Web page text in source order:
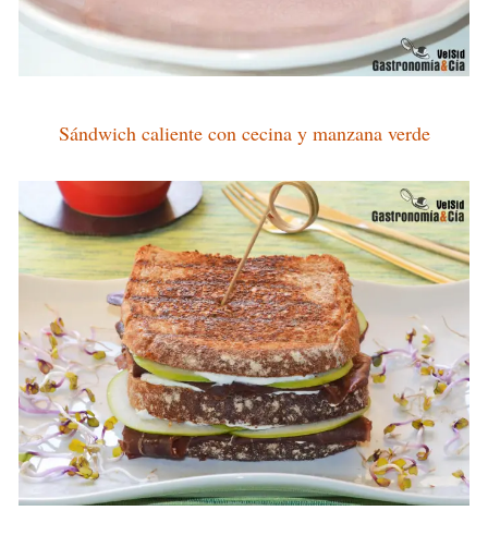
Sándwich caliente con cecina y manzana verde